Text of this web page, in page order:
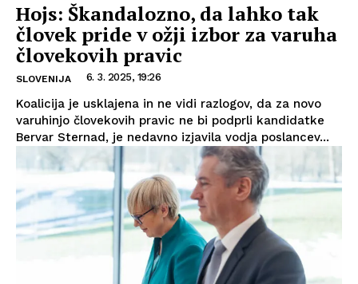
Hojs: Škandalozno, da lahko tak
človek pride v ožji izbor za varuha
človekovih pravic
SLOVENIJA 6. 3. 2025, 19:26
Koalicija je usklajena in ne vidi razlogov, da za novo
varuhinjo človekovih pravic ne bi podprli kandidatke
Bervar Sternad, je nedavno izjavila vodja poslancev...